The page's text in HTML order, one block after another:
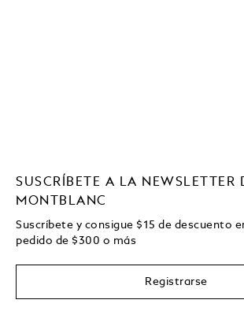
SUSCRÍBETE A LA NEWSLETTER
MONTBLANC
Suscríbete y consigue $15 de descuento
pedido de $300 o más
Registrarse